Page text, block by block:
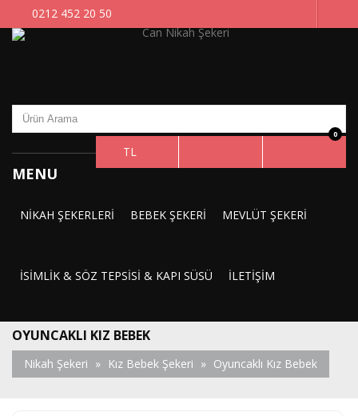
0212 452 20 50
TL
0
MENU
NIKAH ŞEKERLERI BEBEK ŞEKERI MEVLÜT ŞEKERI
İSIMLIK & SÖZ TEPSISI & KAPI SÜSÜ İLETIŞIM
Nikah Şekeri » Kız Bebek Şekeri » Oyuncaklı Kız Bebek
OYUNCAKLI KIZ BEBEK